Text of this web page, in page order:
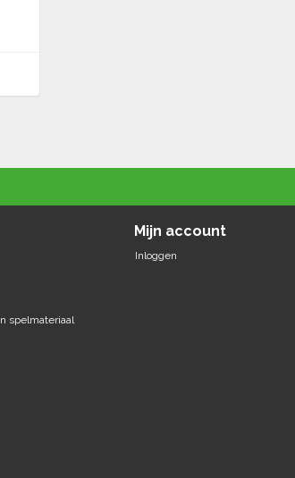
spelmateriaal
Mijn account
Inloggen